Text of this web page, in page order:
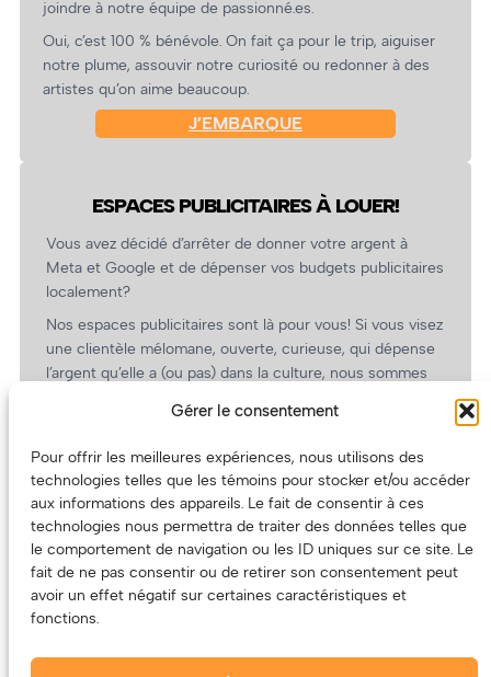
Gérer le consentement
Pour offrir les meilleures expériences, nous utilisons des
technologies telles que les témoins pour stocker et/ou accéder
aux informations des appareils. Le fait de consentir à ces
technologies nous permettra de traiter des données telles que
le comportement de navigation ou les ID uniques sur ce site. Le
fait de ne pas consentir ou de retirer son consentement peut
avoir un effet négatif sur certaines caractéristiques et
fonctions.
joindre à notre équipe de passionné.es.
Oui, c’est 100 % bénévole. On fait ça pour le trip, aiguiser
notre plume, assouvir notre curiosité ou redonner à des
artistes qu’on aime beaucoup.
J’EMBARQUE
ESPACES PUBLICITAIRES À LOUER!
Vous avez décidé d’arrêter de donner votre argent à
Meta et Google et de dépenser vos budgets publicitaires
localement?
Nos espaces publicitaires sont là pour vous! Si vous visez
une clientèle mélomane, ouverte, curieuse, qui dépense
l’argent qu’elle a (ou pas) dans la culture, nous sommes
revient.
(Oui, on va avoir des tarifs spéciaux pour vous, les
artistes!)